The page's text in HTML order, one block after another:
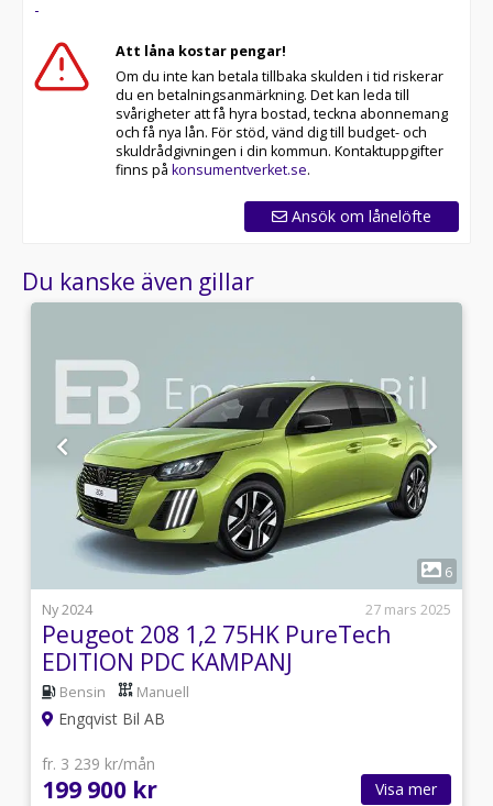
-
Att låna kostar pengar!
Om du inte kan betala tillbaka skulden i tid riskerar
du en betalningsanmärkning. Det kan leda till
svårigheter att få hyra bostad, teckna abonnemang
och få nya lån. För stöd, vänd dig till budget- och
skuldrådgivningen i din kommun. Kontaktuppgifter
finns på konsumentverket.se.
Ansök om lånelöfte
Du kanske även gillar
1
6
Ny 2024
27 mars 2025
Peugeot 208 1,2 75HK PureTech
EDITION PDC KAMPANJ
Bensin Manuell
Engqvist Bil AB
fr. 3 239 kr/mån
199 900 kr Visa mer